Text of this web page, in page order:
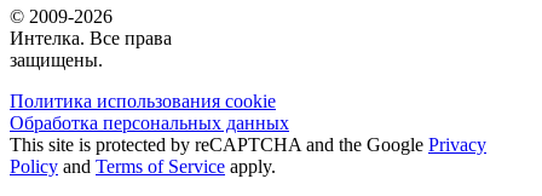
© 2009-2026
Интелка. Все права
защищены.
Политика использования сookie
Обработка персональных данных
This site is protected by reCAPTCHA and the Google Privacy
Policy and Terms of Service apply.